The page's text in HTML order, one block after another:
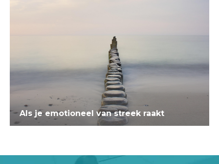
Als je emotioneel van streek raakt